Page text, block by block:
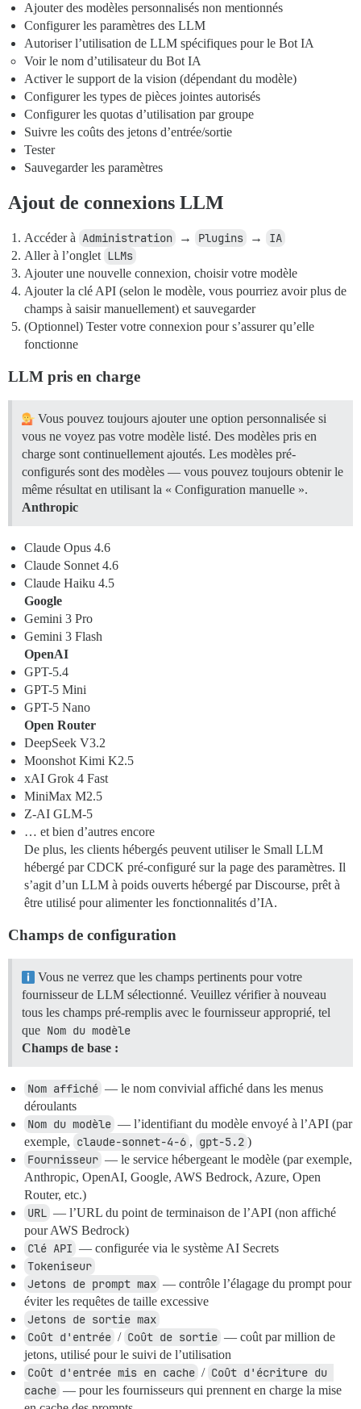
Ajouter des modèles personnalisés non mentionnés
Configurer les paramètres des LLM
Autoriser l’utilisation de LLM spécifiques pour le Bot IA
Voir le nom d’utilisateur du Bot IA
Activer le support de la vision (dépendant du modèle)
Configurer les types de pièces jointes autorisés
Configurer les quotas d’utilisation par groupe
Suivre les coûts des jetons d’entrée/sortie
Tester
Sauvegarder les paramètres
Ajout de connexions LLM
Accéder à Administration → Plugins → IA
Aller à l’onglet LLMs
Ajouter une nouvelle connexion, choisir votre modèle
Ajouter la clé API (selon le modèle, vous pourriez avoir plus de
champs à saisir manuellement) et sauvegarder
(Optionnel) Tester votre connexion pour s’assurer qu’elle
fonctionne
LLM pris en charge
Vous pouvez toujours ajouter une option personnalisée si
vous ne voyez pas votre modèle listé. Des modèles pris en
charge sont continuellement ajoutés. Les modèles pré-
configurés sont des modèles — vous pouvez toujours obtenir le
même résultat en utilisant la « Configuration manuelle ».
Anthropic
Claude Opus 4.6
Claude Sonnet 4.6
Claude Haiku 4.5
Google
Gemini 3 Pro
Gemini 3 Flash
OpenAI
GPT-5.4
GPT-5 Mini
GPT-5 Nano
Open Router
DeepSeek V3.2
Moonshot Kimi K2.5
xAI Grok 4 Fast
MiniMax M2.5
Z-AI GLM-5
… et bien d’autres encore
De plus, les clients hébergés peuvent utiliser le Small LLM
hébergé par CDCK pré-configuré sur la page des paramètres. Il
s’agit d’un LLM à poids ouverts hébergé par Discourse, prêt à
être utilisé pour alimenter les fonctionnalités d’IA.
Champs de configuration
Vous ne verrez que les champs pertinents pour votre
fournisseur de LLM sélectionné. Veuillez vérifier à nouveau
tous les champs pré-remplis avec le fournisseur approprié, tel
que Nom du modèle
Champs de base :
Nom affiché — le nom convivial affiché dans les menus
déroulants
Nom du modèle — l’identifiant du modèle envoyé à l’API (par
exemple, claude-sonnet-4-6 , gpt-5.2 )
Fournisseur — le service hébergeant le modèle (par exemple,
Anthropic, OpenAI, Google, AWS Bedrock, Azure, Open
Router, etc.)
URL — l’URL du point de terminaison de l’API (non affiché
pour AWS Bedrock)
Clé API — configurée via le système AI Secrets
Tokeniseur
Jetons de prompt max — contrôle l’élagage du prompt pour
éviter les requêtes de taille excessive
Jetons de sortie max
Coût d'entrée / Coût de sortie — coût par million de
jetons, utilisé pour le suivi de l’utilisation
Coût d'entrée mis en cache / Coût d'écriture du
cache — pour les fournisseurs qui prennent en charge la mise